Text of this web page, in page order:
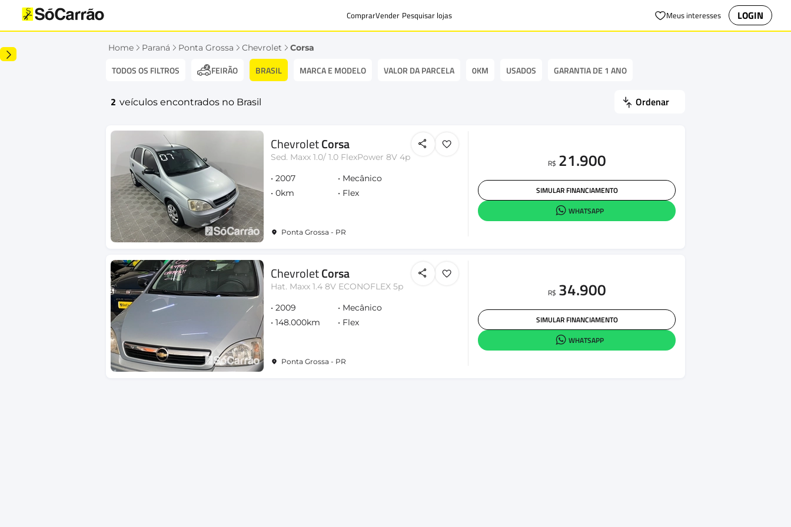
ComprarVender Pesquisar lojas Meus interesses LOGIN
Home Paraná Ponta Grossa Chevrolet Corsa
TODOS OS FILTROS FEIRÃO BRASIL MARCA E MODELO VALOR DA PARCELA 0KM USADOS GARANTIA DE 1 ANO
2 veículos encontrados no Brasil Ordenar
ChevroletCorsa
Sed. Maxx 1.0/ 1.0 FlexPower 8V 4p
2007
Mecânico
0km
Flex
Ponta Grossa - PR
R$ 21.900
SIMULAR FINANCIAMENTO
WHATSAPP
ChevroletCorsa
Hat. Maxx 1.4 8V ECONOFLEX 5p
2009
Mecânico
148.000km
Flex
Ponta Grossa - PR
R$ 34.900
SIMULAR FINANCIAMENTO
WHATSAPP